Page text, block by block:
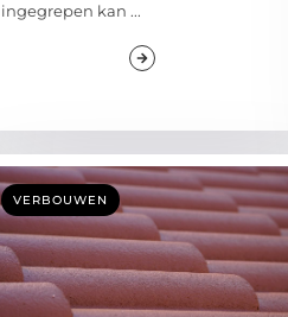
ingegrepen kan ...
VERBOUWEN